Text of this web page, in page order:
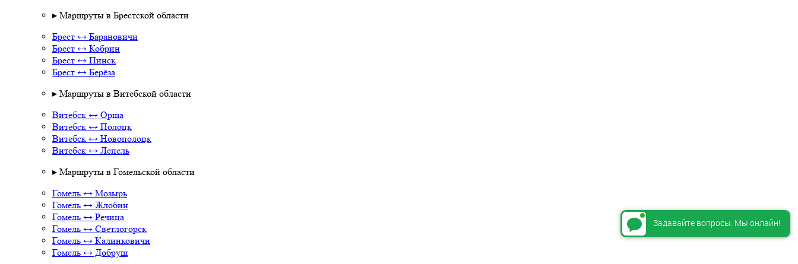
▸ Маршруты в Брестской области
Брест ↔ Барановичи
Брест ↔ Кобрин
Брест ↔ Пинск
Брест ↔ Берёза
▸ Маршруты в Витебской области
Витебск ↔ Орша
Витебск ↔ Полоцк
Витебск ↔ Новополоцк
Витебск ↔ Лепель
▸ Маршруты в Гомельской области
Гомель ↔ Мозырь
Гомель ↔ Жлобин
Гомель ↔ Речица
Гомель ↔ Светлогорск
Гомель ↔ Калинковичи
Гомель ↔ Добруш
Задавайте вопросы. Мы онлайн!